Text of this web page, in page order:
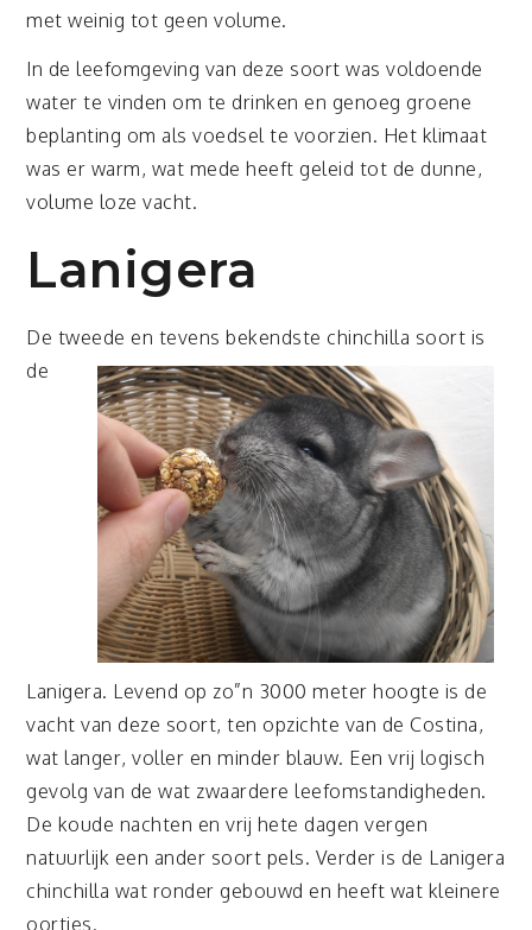
met weinig tot geen volume.
In de leefomgeving van deze soort was voldoende
water te vinden om te drinken en genoeg groene
beplanting om als voedsel te voorzien. Het klimaat
was er warm, wat mede heeft geleid tot de dunne,
volume loze vacht.
Lanigera
De tweede en tevens bekendste chinchilla soort is
de
Lanigera. Levend op zo”n 3000 meter hoogte is de
vacht van deze soort, ten opzichte van de Costina,
wat langer, voller en minder blauw. Een vrij logisch
gevolg van de wat zwaardere leefomstandigheden.
De koude nachten en vrij hete dagen vergen
natuurlijk een ander soort pels. Verder is de Lanigera
chinchilla wat ronder gebouwd en heeft wat kleinere
oortjes.